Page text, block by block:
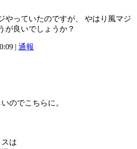
やっていたのですが、 やはり風マジ
が良いでしょうか？
| 通報
のでこちらに。
は